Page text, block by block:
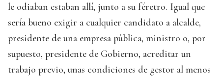
le odiaban estaban allí, junto a su féretro. Igual que
sería bueno exigir a cualquier candidato a alcalde,
presidente de una empresa pública, ministro o, por
supuesto, presidente de Gobierno, acreditar un
trabajo previo, unas condiciones de gestor al menos